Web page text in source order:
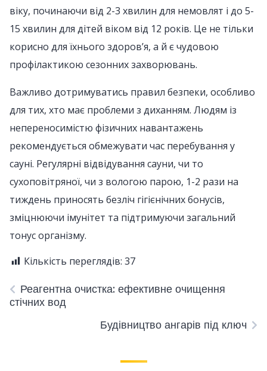
віку, починаючи від 2-3 хвилин для немовлят і до 5-
15 хвилин для дітей віком від 12 років. Це не тільки
корисно для їхнього здоров’я, а й є чудовою
профілактикою сезонних захворювань.
Важливо дотримуватись правил безпеки, особливо
для тих, хто має проблеми з диханням. Людям із
непереносимістю фізичних навантажень
рекомендується обмежувати час перебування у
сауні. Регулярні відвідування сауни, чи то
сухоповітряної, чи з вологою парою, 1-2 рази на
тиждень приносять безліч гігієнічних бонусів,
зміцнюючи імунітет та підтримуючи загальний
тонус організму.
Кількість переглядів: 37
Реагентна очистка: ефективне очищення
стічних вод
Будівництво ангарів під ключ